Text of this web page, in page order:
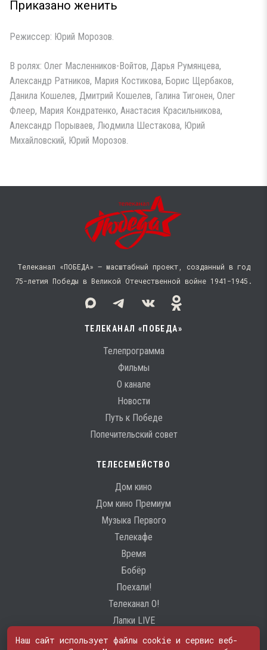
Приказано женить
Режиссер: Юрий Морозов.
В ролях: Олег Масленников-Войтов, Дарья Румянцева,
Александр Ратников, Мария Костикова, Борис Щербаков,
Данила Кошелев, Дмитрий Кошелев, Галина Тигонен, Олег
Флеер, Мария Кондратенко, Анастасия Красильникова,
Александр Порываев, Людмила Шестакова, Юрий
Михайловский, Юрий Морозов.
Телеканал «ПОБЕДА» — масштабный проект, созданный в год
75-летия Победы в Великой Отечественной войне 1941−1945.
ТЕЛЕКАНАЛ «ПОБЕДА»
Телепрограмма
Фильмы
О канале
Новости
Путь к Победе
Попечительский совет
ТЕЛЕСЕМЕЙСТВО
Дом кино
Дом кино Премиум
Музыка Первого
Телекафе
Время
Бобёр
Поехали!
Телеканал О!
Лапки LIVE
Наш сайт использует файлы cookie и сервис веб-